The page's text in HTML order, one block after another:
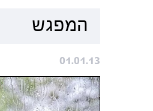
המפגש
01.01.13